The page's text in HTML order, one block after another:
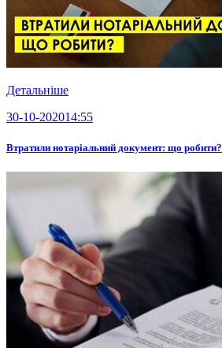
Детальніше
30-10-202014:55
Втратили нотаріальний документ: що робити?